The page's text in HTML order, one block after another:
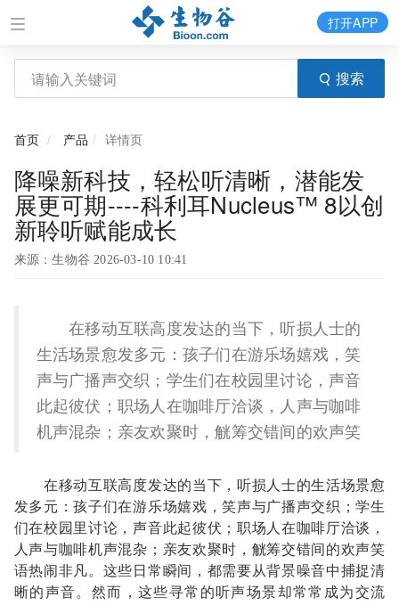
搜索
打开APP
首页 产品 详情页
降噪新科技，轻松听清晰，潜能发
展更可期----科利耳Nucleus™ 8以创
新聆听赋能成长
来源：生物谷 2026-03-10 10:41
在移动互联高度发达的当下，听损人士的
生活场景愈发多元：孩子们在游乐场嬉戏，笑
声与广播声交织；学生们在校园里讨论，声音
此起彼伏；职场人在咖啡厅洽谈，人声与咖啡
机声混杂；亲友欢聚时，觥筹交错间的欢声笑
在移动互联高度发达的当下，听损人士的生活场景愈
发多元：孩子们在游乐场嬉戏，笑声与广播声交织；学生
们在校园里讨论，声音此起彼伏；职场人在咖啡厅洽谈，
人声与咖啡机声混杂；亲友欢聚时，觥筹交错间的欢声笑
语热闹非凡。这些日常瞬间，都需要从背景噪音中捕捉清
晰的声音。然而，这些寻常的听声场景却常常成为交流